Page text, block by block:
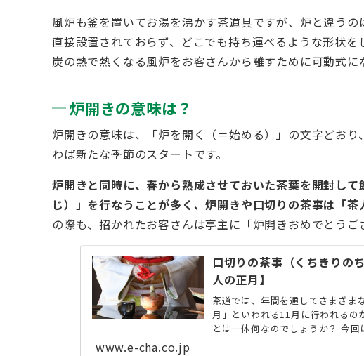
風炉も釜を置いてお湯を沸かす茶道具ですが、炉と違う
直接設置されておらず、どこでも持ち運べるような形状を
炭の熱で熱くなる風炉をお客さんから離すために可動式に
炉開きの意味は？
炉開きの意味は、「炉を開く（＝始める）」の文字どお
わば新たな季節のスタートです。
炉開きと同時に、春から熟成させておいた茶葉を開封し
じ）」を行なうことが多く、炉開きや口切りの茶事は「茶
の際も、招かれたお客さんは亭主に「炉開きおめでとうご
口切りの茶事（くちきりの
人の正月】
茶道では、年間を通してさまざま
月」といわれる11月に行われるの
とは一体何なのでしょうか？ 今
www.e-cha.co.jp